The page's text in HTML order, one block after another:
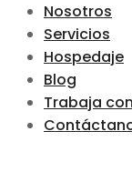
Nosotros
Servicios
Hospedaje
Blog
Trabaja